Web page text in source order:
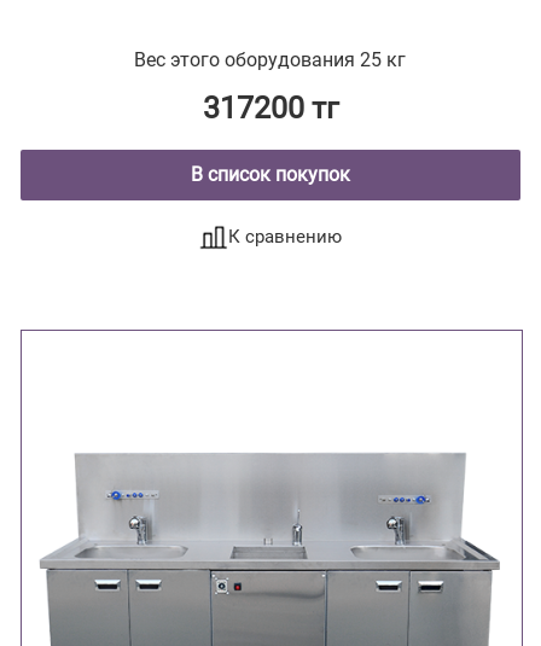
Вес этого оборудования 25 кг
317200 тг
В список покупок
К сравнению